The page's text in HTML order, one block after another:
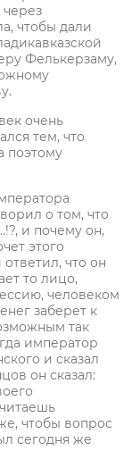
чтобы дали
Фелькерзаму,
очень
тем, что
поэтому
о том, что
и почему он,
этого
что он
то лицо,
человеком
заберет к
так
император
и сказал
он сказал:
чтобы вопрос
сегодня же